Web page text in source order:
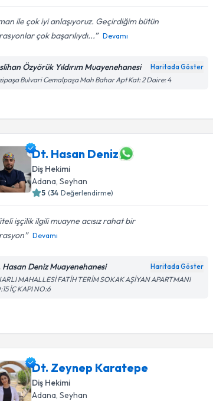
ile çok iyi anlaşıyoruz. Geçirdiğim bütün
çok başarılıydı...
Devamı
Özyörük Yıldırım Muayenehanesi Haritada Göster
Bulvari Cemalpaşa Mah Bahar Apt Kat: 2 Daire: 4
Dt. Hasan Deniz
Diş Hekimi
Adana, Seyhan
5 (34 Değerlendirme)
işçilik ilgili muayne acısız rahat bir
Devamı
Hasan Deniz Muayenehanesi Haritada Göster
MAHALLESİ FATİH TERİM SOKAK AŞİYAN APARTMANI
İÇ KAPI NO:6
Dt. Zeynep Karatepe
Diş Hekimi
Adana , Seyhan